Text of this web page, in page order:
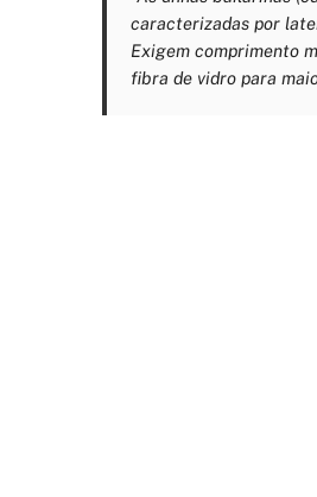
caracterizadas por
Exigem comprimento
fibra de vidro para